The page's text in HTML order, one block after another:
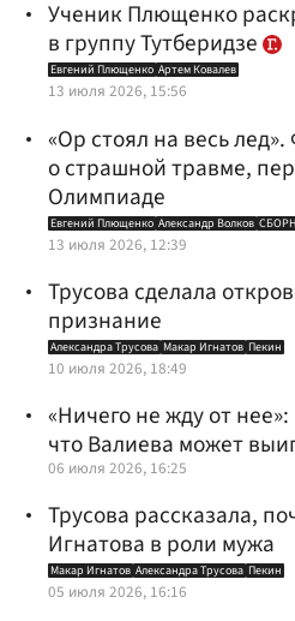
Ученик Плющенко
в группу Тутберидзе
Евгений Плющенко Артем Ковалев
13 июля 2026, 15:56
«Ор стоял на весь
о страшной травме,
Олимпиаде
Евгений Плющенко Александр Волков
13 июля 2026, 12:39
Трусова сделала
признание
Александра Трусова Макар Игнатов Пекин
10 июля 2026, 18:49
«Ничего не жду от
что Валиева может
06 июля 2026, 16:25
Трусова рассказала,
Игнатова в роли мужа
Макар Игнатов Александра Трусова Пекин
05 июля 2026, 16:16